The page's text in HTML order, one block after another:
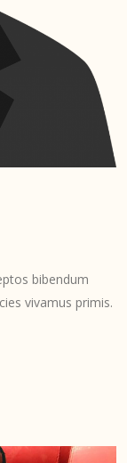
bibendum
vivamus primis.